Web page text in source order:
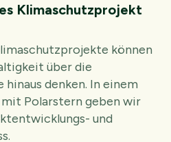
Klimaschutzprojekt
können
über die
denken. In einem
Polarstern geben wir
und